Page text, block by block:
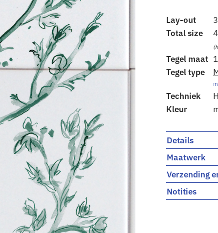
Lay-out
Total size
Tegel maat
Tegel type
Techniek
Kleur
Details
Maatwerk
Verzending
Notities